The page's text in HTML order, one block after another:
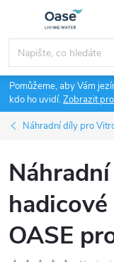
obsah
Pomůžeme, aby Vám
kdo ho uvidí.Zobrazit
Náhradní díly pro
OASE